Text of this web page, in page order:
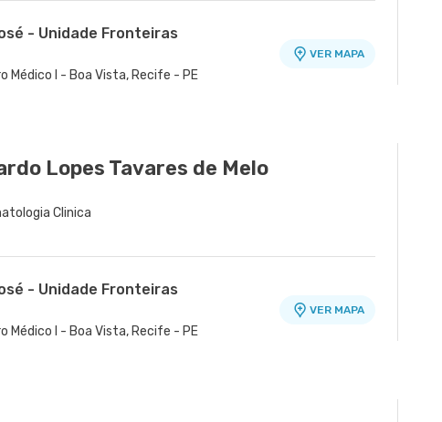
- Unidade Fronteiras
Médico I - Boa Vista, Recife - PE
VER MAPA
Lopes Tavares de Melo
Clinica
- Unidade Fronteiras
Médico I - Boa Vista, Recife - PE
VER MAPA